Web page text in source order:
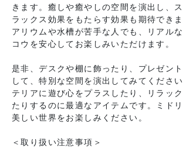
きます。癒しや癒やしの空間を演出し、
ラックス効果をもたらす効果も期待でき
アリウムや水槽が苦手な人でも、リアル
コウを安心してお楽しみいただけます。
是非、デスクや棚に飾ったり、プレゼン
して、特別な空間を演出してみてくださ
テリアに遊び心をプラスしたり、リラッ
たりするのに最適なアイテムです。ミド
美しい世界をお楽しみください。
＜取り扱い注意事項＞